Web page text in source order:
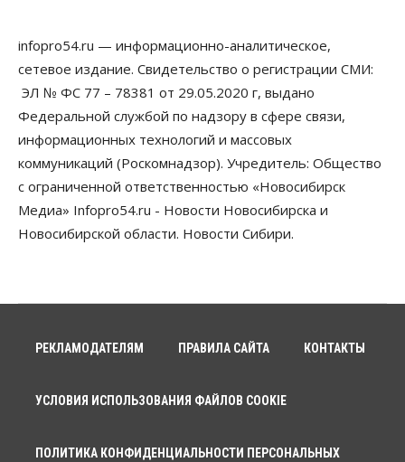
infopro54.ru — информационно-аналитическое,
сетевое издание. Свидетельство о регистрации СМИ:
ЭЛ № ФС 77 – 78381 от 29.05.2020 г, выдано
Федеральной службой по надзору в сфере связи,
информационных технологий и массовых
коммуникаций (Роскомнадзор). Учредитель: Общество
с ограниченной ответственностью «Новосибирск
Медиа» Infopro54.ru - Новости Новосибирска и
Новосибирской области. Новости Сибири.
РЕКЛАМОДАТЕЛЯМ ПРАВИЛА САЙТА КОНТАКТЫ
УСЛОВИЯ ИСПОЛЬЗОВАНИЯ ФАЙЛОВ COOKIE
ПОЛИТИКА КОНФИДЕНЦИАЛЬНОСТИ ПЕРСОНАЛЬНЫХ